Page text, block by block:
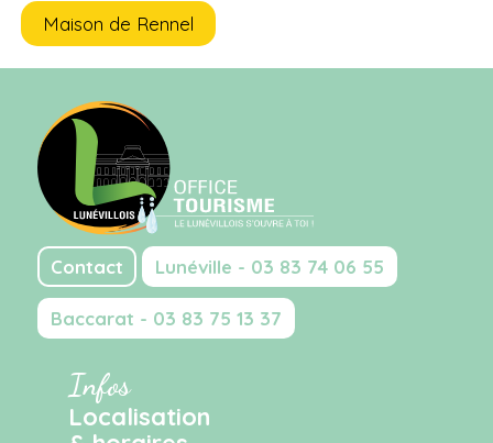
Maison de Rennel
Contact Lunéville - 03 83 74 06 55
Baccarat - 03 83 75 13 37
Infos
Localisation